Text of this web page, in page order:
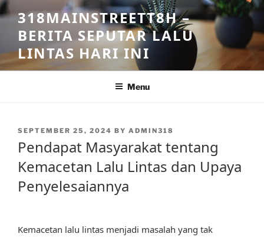
Skip
to
content
318MAINSTREETT8H –
BERITA SEPUTAR LALU
LINTAS HARI INI
Menu
POSTED
SEPTEMBER 25, 2024 BY ADMIN318
Pendapat Masyarakat tentang
Kemacetan Lalu Lintas dan Upaya
Penyelesaiannya
Kemacetan lalu lintas menjadi masalah yang tak